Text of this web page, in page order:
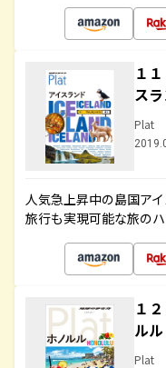
１
ス
Plat
人気急上昇中の島国ア
旅行も実現可能な旅の
１
ルル
Plat